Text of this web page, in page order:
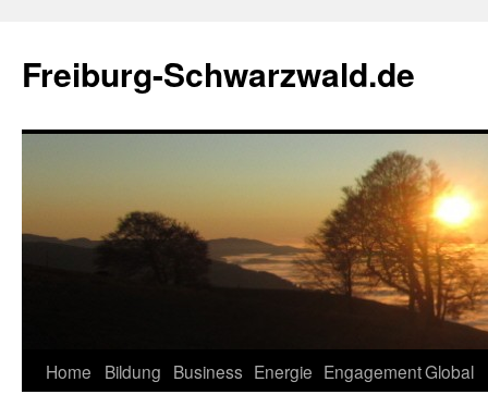
springen
Freiburg-Schwarzwald.de
Home Bildung Business Energie EngagementGlobal